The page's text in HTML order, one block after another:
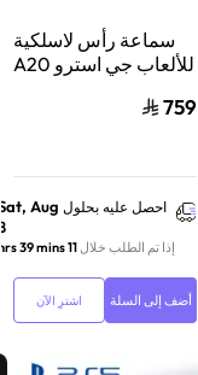
سماعة رأس لاسلكية
للألعاب جي استرو A20
759
احصل عليه بحلول Sat, Aug
8
إذا تم الطلب خلال11 hrs 39 mins
أضف إلى السلة اشترِ الآن